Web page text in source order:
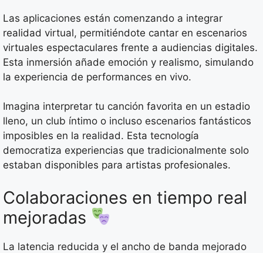
Las aplicaciones están comenzando a integrar
realidad virtual, permitiéndote cantar en escenarios
virtuales espectaculares frente a audiencias digitales.
Esta inmersión añade emoción y realismo, simulando
la experiencia de performances en vivo.
Imagina interpretar tu canción favorita en un estadio
lleno, un club íntimo o incluso escenarios fantásticos
imposibles en la realidad. Esta tecnología
democratiza experiencias que tradicionalmente solo
estaban disponibles para artistas profesionales.
Colaboraciones en tiempo real
mejoradas
La latencia reducida y el ancho de banda mejorado